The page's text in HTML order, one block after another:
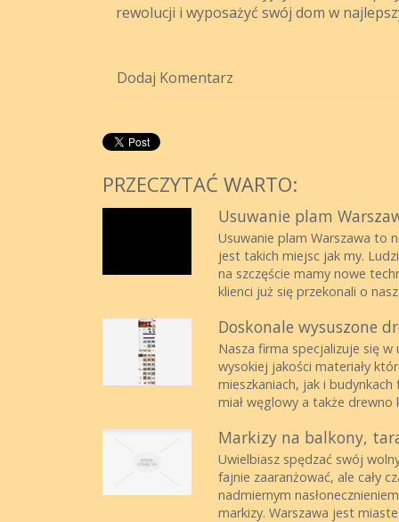
rewolucji i wyposażyć swój dom w
Dodaj Komentarz
PRZECZYTAĆ WARTO:
Usuwanie plam
Usuwanie plam Warszawa to
jest takich miejsc jak my.
na szczęście mamy nowe
klienci już się przekonali o
Doskonale wysuszone
Nasza firma specjalizuje się
wysokiej jakości materiały
mieszkaniach, jak i
miał węglowy a także drewno
Markizy na balkony,
Uwielbiasz spędzać swój
fajnie zaaranżować, ale cały
nadmiernym
markizy. Warszawa jest